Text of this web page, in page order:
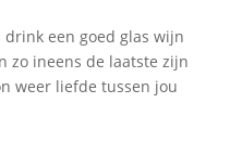
een goed glas wijn
zo ineens de laatste zijn
weer liefde tussen jou